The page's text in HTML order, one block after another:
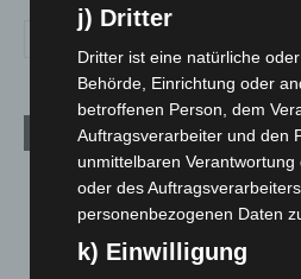
Aktuelle Beiträge
Kunst trifft Weingenuss: Barbara-
Werke im Jacques’ Wein-Depot
j) Dritter
Dritter ist eine natürliche
Behörde, Einrichtung oder
betroffenen Person, dem
Auftragsverarbeiter und den
unmittelbaren Verantwortung
oder des
personenbezogenen Daten
k) Einwilligung